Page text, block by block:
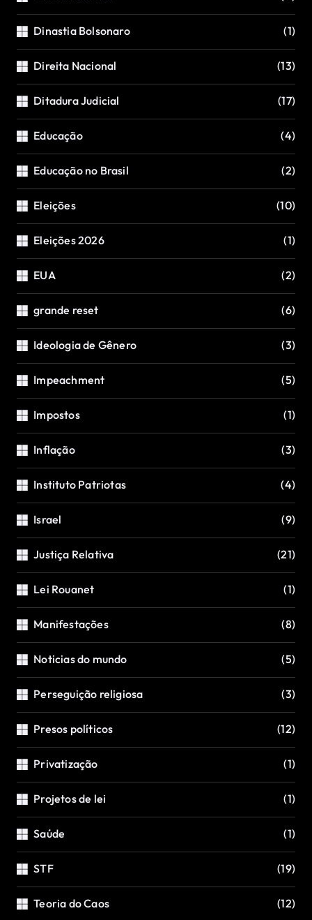
Dinastia Bolsonaro (1)
Direita Nacional (13)
Ditadura Judicial (17)
Educação (4)
Educação no Brasil (2)
Eleições (10)
Eleições 2026 (1)
EUA (2)
grande reset (6)
Ideologia de Gênero (3)
Impeachment (5)
Impostos (1)
Inflação (3)
Instituto Patriotas (4)
Israel (9)
Justiça Relativa (21)
Lei Rouanet (1)
Manifestações (8)
Noticias do mundo (5)
Perseguição religiosa (3)
Presos políticos (12)
Privatização (1)
Projetos de lei (1)
Saúde (1)
STF (19)
Teoria do Caos (12)